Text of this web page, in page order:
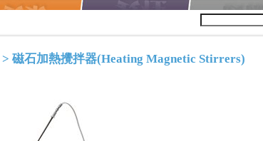
> 磁石加熱攪拌器(Heating Magnetic Stirrers)